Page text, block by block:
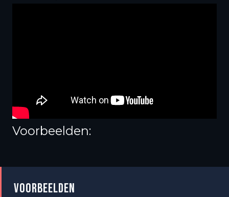
Voorbeelden:
VOORBEELDEN